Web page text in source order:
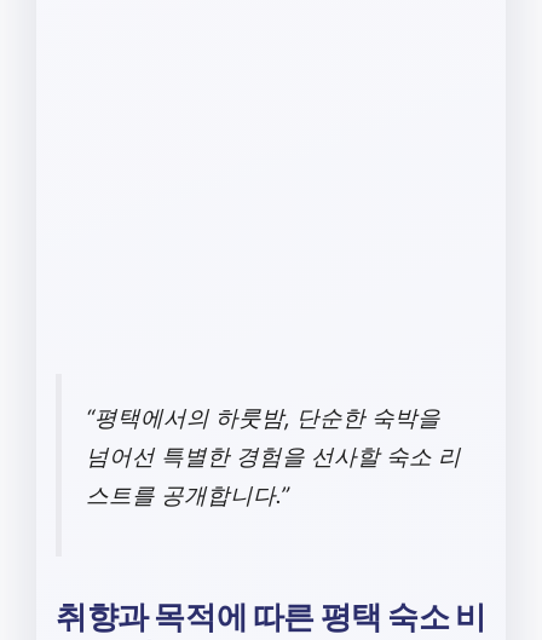
“평택에서의 하룻밤, 단순한 숙박을
넘어선 특별한 경험을 선사할 숙소 리
스트를 공개합니다.”
취향과 목적에 따른 평택 숙소 비